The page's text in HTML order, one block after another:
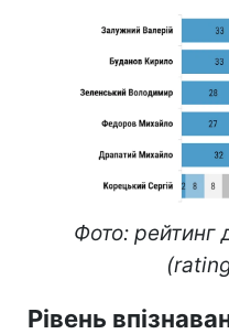
Фото: рейтинг
Рівень